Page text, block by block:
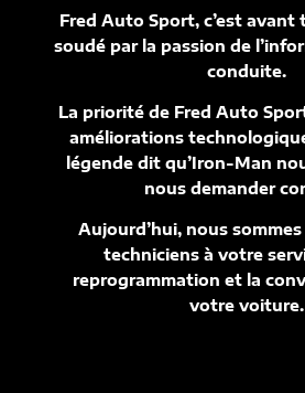
Fred Auto Sport, c’est
soudé par la passion de
conduite.
La priorité de Fred Auto
améliorations
légende dit qu’Iron-Man
nous demander
Aujourd’hui, nous
techniciens à votre
reprogrammation et la
votre voiture.